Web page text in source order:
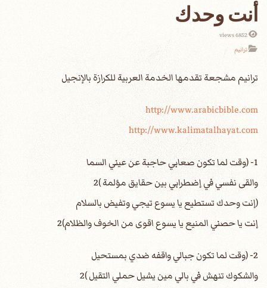
أنت وحدك
6852 views
ترانيم
http://www.arabicbible.com
http://www.kalimatalhayat.com
1- (وقت لما تكون صعابي حاجبة عن عيني السما
والقى نفسي في إضطرابي بين حقايق مؤلمة )2
(إنت وحدك تستطيع يا يسوع تيجي وتفيض بالسلام
إنت يا حصني المنيع يا يسوع اقوى من الخوف والظلام)2
2- (وقت لما تكون جبالي واقفه ضدي بمستحيل
والشكوك تنهش في بالي مين يشيل حملي التقيل )2